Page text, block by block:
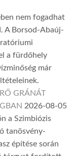
nem fogadhat
A Borsod-Abaúj-
a fürdőhely
már
GRÁNÁT
2026-08-05
a Szimbiózis
tanösvény-
építése során